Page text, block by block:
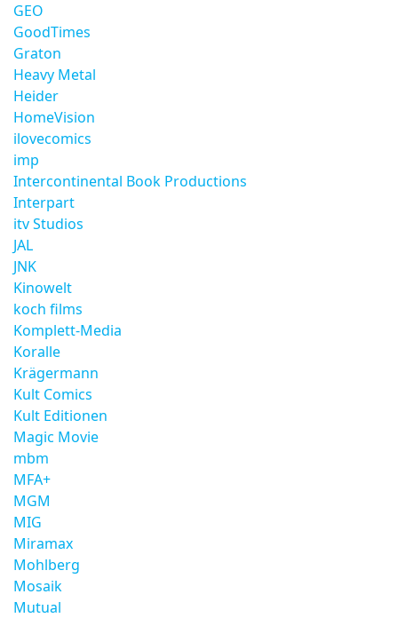
GEO
GoodTimes
Graton
Heavy Metal
Heider
HomeVision
ilovecomics
imp
Intercontinental Book Productions
Interpart
itv Studios
JAL
JNK
Kinowelt
koch films
Komplett-Media
Koralle
Krägermann
Kult Comics
Kult Editionen
Magic Movie
mbm
MFA+
MGM
MIG
Miramax
Mohlberg
Mosaik
Mutual